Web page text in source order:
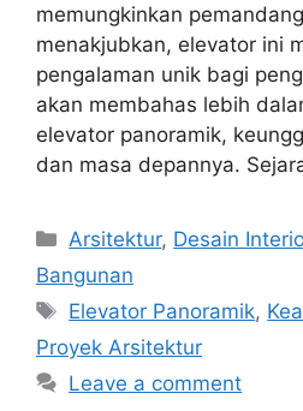
memungkinkan
menakjubkan, elevator ini
pengalaman unik bagi
akan membahas lebih
elevator panoramik,
dan masa depannya.
Categories
Arsitektur, Desain
Bangunan
Tags
Elevator Panoramik,
Proyek Arsitektur
Leave a comment